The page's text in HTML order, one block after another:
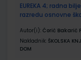
EUREKA 4; radna
razredu osnovne
Autor(i): Ćorić Bakarić
Nakladnik: ŠKOLSKA
DOM